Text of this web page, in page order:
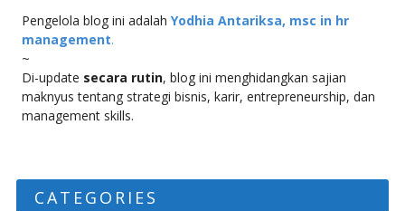
Pengelola blog ini adalah Yodhia Antariksa, msc in hr
management.
~
Di-update secara rutin, blog ini menghidangkan sajian
maknyus tentang strategi bisnis, karir, entrepreneurship, dan
management skills.
CATEGORIES